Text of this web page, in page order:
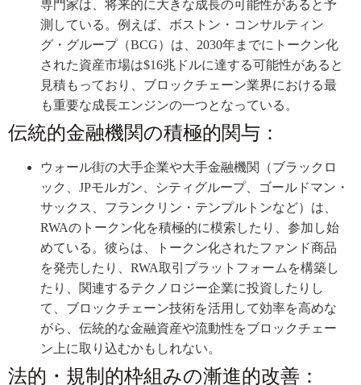
専門家は、将来的に大きな成長の可能性があると予
測している。例えば、ボストン・コンサルティン
グ・グループ（BCG）は、2030年までにトークン化
された資産市場は$16兆ドルに達する可能性があると
見積もっており、ブロックチェーン業界における最
も重要な成長エンジンの一つとなっている。
伝統的金融機関の積極的関与：
ウォール街の大手企業や大手金融機関（ブラックロ
ック、JPモルガン、シティグループ、ゴールドマン・
サックス、フランクリン・テンプルトンなど）は、
RWAのトークン化を積極的に模索したり、参加し始
めている。彼らは、トークン化されたファンド商品
を発売したり、RWA取引プラットフォームを構築し
たり、関連するテクノロジー企業に投資したりし
て、ブロックチェーン技術を活用して効率を高めな
がら、伝統的な金融資産や流動性をブロックチェー
ン上に取り込むかもしれない。
法的・規制的枠組みの漸進的改善：